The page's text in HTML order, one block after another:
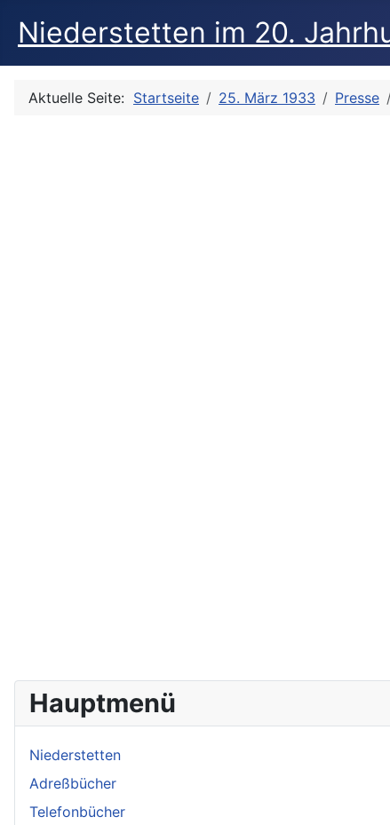
Niederstetten im 20.
Aktuelle Seite: Startseite 25. März 1933 Presse
Hauptmenü
Niederstetten
Adreßbücher
Telefonbücher